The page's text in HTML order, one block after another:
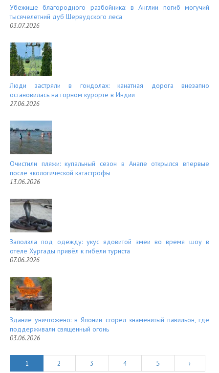
Убежище благородного разбойника: в Англии погиб могучий
тысячелетний дуб Шервудского леса
03.07.2026
Люди застряли в гондолах: канатная дорога внезапно
остановилась на горном курорте в Индии
27.06.2026
Очистили пляжи: купальный сезон в Анапе открылся впервые
после экологической катастрофы
13.06.2026
Заползла под одежду: укус ядовитой змеи во время шоу в
отеле Хургады привёл к гибели туриста
07.06.2026
Здание уничтожено: в Японии сгорел знаменитый павильон, где
поддерживали священный огонь
03.06.2026
1 2 3 4 5
›